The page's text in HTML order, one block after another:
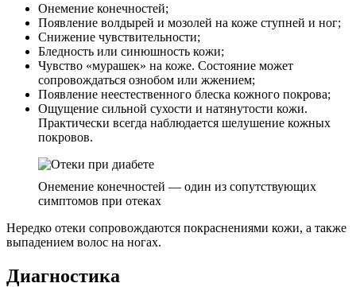
Онемение конечностей;
Появление волдырей и мозолей на коже ступней и ног;
Снижение чувствительности;
Бледность или синюшность кожи;
Чувство «мурашек» на коже. Состояние может
сопровождаться ознобом или жжением;
Появление неестественного блеска кожного покрова;
Ощущение сильной сухости и натянутости кожи.
Практически всегда наблюдается шелушение кожных
покровов.
Онемение конечностей — один из сопутствующих
симптомов при отеках
Нередко отеки сопровождаются покраснениями кожи, а также
выпадением волос на ногах.
Диагностика